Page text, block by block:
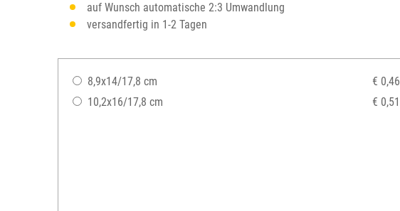
auf Wunsch automatische 2:3 Umwandlung
versandfertig in 1-2 Tagen
8,9x14/17,8 cm
€ 0,46
10,2x16/17,8 cm
€ 0,51